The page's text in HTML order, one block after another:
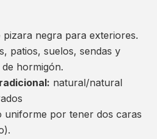
pizara negra para exteriores.
patios, suelos, sendas y
hormigón.
natural/natural
uniforme por tener dos caras